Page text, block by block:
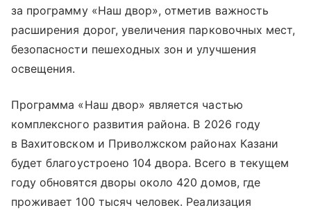
за программу «Наш двор», отметив важность
расширения дорог, увеличения парковочных мест,
безопасности пешеходных зон и улучшения
освещения.
Программа «Наш двор» является частью
комплексного развития района. В 2026 году
в Вахитовском и Приволжском районах Казани
будет благоустроено 104 двора. Всего в текущем
году обновятся дворы около 420 домов, где
проживает 100 тысяч человек. Реализация